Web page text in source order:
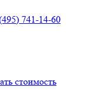
741-14-60
стоимость